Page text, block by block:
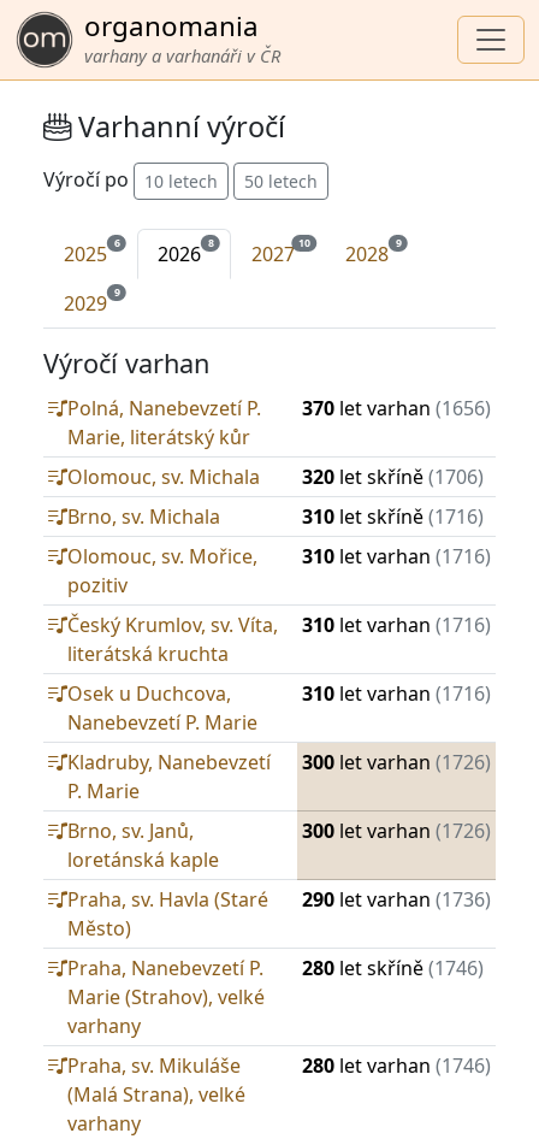
organomania
varhany a varhanáři v ČR
Varhanní výročí
Výročí po 10 letech 50 letech
2025 6 2026 8 2027 10 2028 9
2029 9
Výročí varhan
Polná, Nanebevzetí P.
Marie, literátský kůr
370 let varhan (1656)
Olomouc, sv. Michala 320 let skříně(1706)
Brno, sv. Michala
310 let skříně(1716)
Olomouc, sv. Mořice,
pozitiv
310 let varhan (1716)
Český Krumlov, sv. Víta,
literátská kruchta
310 let varhan (1716)
Osek u Duchcova,
Nanebevzetí P. Marie
310 let varhan (1716)
Kladruby, Nanebevzetí
P. Marie
300 let varhan (1726)
Brno, sv. Janů,
loretánská kaple
300 let varhan (1726)
Praha, sv. Havla (Staré
Město)
290 let varhan (1736)
Praha, Nanebevzetí P.
Marie (Strahov), velké
varhany
280 let skříně(1746)
Praha, sv. Mikuláše
(Malá Strana), velké
varhany
280 let varhan (1746)